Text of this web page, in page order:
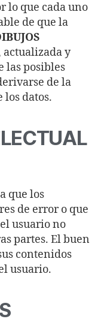
lo que cada uno
de que la
actualizada y
las posibles
de la
datos.
que los
de error o que
usuario no
partes. El buen
contenidos
usuario.